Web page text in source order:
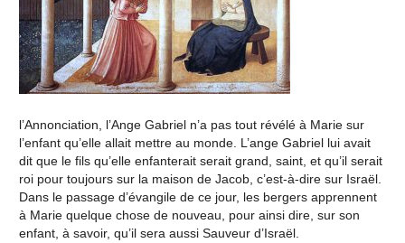
l’Annonciation, l’Ange Gabriel n’a pas tout révélé à Marie sur
l’enfant qu’elle allait mettre au monde. L’ange Gabriel lui avait
dit que le fils qu’elle enfanterait serait grand, saint, et qu’il serait
roi pour toujours sur la maison de Jacob, c’est-à-dire sur Israël.
Dans le passage d’évangile de ce jour, les bergers apprennent
à Marie quelque chose de nouveau, pour ainsi dire, sur son
enfant, à savoir, qu’il sera aussi Sauveur d’Israël.